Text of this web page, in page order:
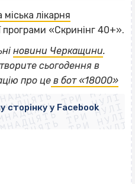
лікарня
«Скринінг 40+».
новини Черкащини.
сьогодення в
про це в бот «18000»
ТРИ НУЛІ
ТРИ НУЛІ
ТРИ НУЛІ
ТРИ НУЛІ
ТРИ НУЛІ
ТРИ НУЛІ
ТРИ НУЛІ
ТРИ НУЛІ
сторінку у Facebook